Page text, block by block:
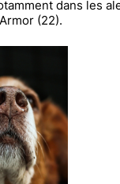
dans les
(22).